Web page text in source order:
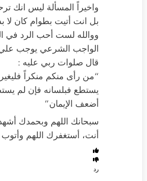
واخيراً المسألة ليس انك
بل انت أتيت بطوام كان لا
ووالله لست أحب الرد في
الواجب الشرعي يوجب علي
قال صلوات ربي عليه :
“من رأى منكم منكراً
يستطع فبلسانه فإن لم
أضعف الإيمان”
سبحانك اللهم وبحمدك أشهد
أنت، أستغفرك اللهم وأتوب
رد